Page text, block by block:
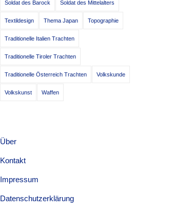
Soldat des Barock Soldat des Mittelalters
Textildesign Thema Japan Topographie
Traditionelle Italien Trachten
Traditionelle Tiroler Trachten
Traditionelle Österreich Trachten Volkskunde
Volkskunst Waffen
Über
Kontakt
Impressum
Datenschutzerklärung